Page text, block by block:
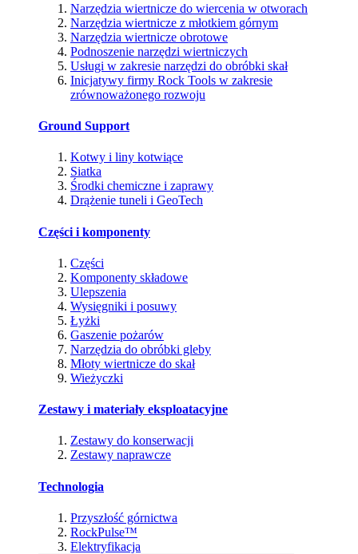
Narzędzia wiertnicze do wiercenia w otworach
Narzędzia wiertnicze z młotkiem górnym
Narzędzia wiertnicze obrotowe
Podnoszenie narzędzi wiertniczych
Usługi w zakresie narzędzi do obróbki skał
Inicjatywy firmy Rock Tools w zakresie
zrównoważonego rozwoju
Ground Support
Kotwy i liny kotwiące
Siatka
Środki chemiczne i zaprawy
Drążenie tuneli i GeoTech
Części i komponenty
Części
Komponenty składowe
Ulepszenia
Wysięgniki i posuwy
Łyżki
Gaszenie pożarów
Narzędzia do obróbki gleby
Młoty wiertnicze do skał
Wieżyczki
Zestawy i materiały eksploatacyjne
Zestawy do konserwacji
Zestawy naprawcze
Technologia
Przyszłość górnictwa
RockPulse™
Elektryfikacja